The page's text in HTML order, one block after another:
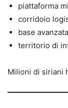
piattaforma
corridoio
base
territorio di
Milioni di siriani